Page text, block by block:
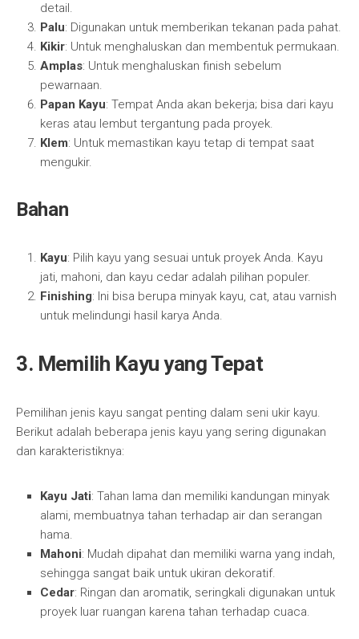
detail.
Palu: Digunakan untuk memberikan tekanan pada pahat.
Kikir: Untuk menghaluskan dan membentuk permukaan.
Amplas: Untuk menghaluskan finish sebelum
pewarnaan.
Papan Kayu: Tempat Anda akan bekerja; bisa dari kayu
keras atau lembut tergantung pada proyek.
Klem: Untuk memastikan kayu tetap di tempat saat
mengukir.
Bahan
Kayu: Pilih kayu yang sesuai untuk proyek Anda. Kayu
jati, mahoni, dan kayu cedar adalah pilihan populer.
Finishing: Ini bisa berupa minyak kayu, cat, atau varnish
untuk melindungi hasil karya Anda.
3. Memilih Kayu yang Tepat
Pemilihan jenis kayu sangat penting dalam seni ukir kayu.
Berikut adalah beberapa jenis kayu yang sering digunakan
dan karakteristiknya:
Kayu Jati: Tahan lama dan memiliki kandungan minyak
alami, membuatnya tahan terhadap air dan serangan
hama.
Mahoni: Mudah dipahat dan memiliki warna yang indah,
sehingga sangat baik untuk ukiran dekoratif.
Cedar: Ringan dan aromatik, seringkali digunakan untuk
proyek luar ruangan karena tahan terhadap cuaca.